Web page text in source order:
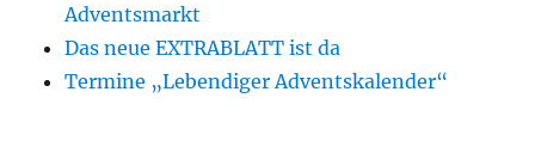
Adventsmarkt
Das neue EXTRABLATT ist da
Termine „Lebendiger Adventskalender“